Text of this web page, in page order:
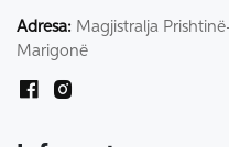
Adresa: Magjistralja
Marigonë